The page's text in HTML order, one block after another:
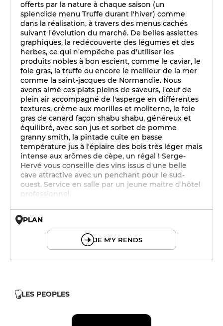
offerts par la nature à chaque saison (un
splendide menu Truffe durant l'hiver) comme
dans la réalisation, à travers des menus cachés
suivant l'évolution du marché. De belles assiettes
graphiques, la redécouverte des légumes et des
herbes, ce qui n'empêche pas d'utiliser les
produits nobles à bon escient, comme le caviar, le
foie gras, la truffe ou encore le meilleur de la mer
comme la saint-jacques de Normandie. Nous
avons aimé ces plats pleins de saveurs, l'œuf de
plein air accompagné de l'asperge en différentes
textures, crème aux morilles et moliterno, le foie
gras de canard façon shabu shabu, généreux et
équilibré, avec son jus et sorbet de pomme
granny smith, la pintade cuite en basse
température jus à l'épiaire des bois très léger mais
intense aux arômes de cèpe, un régal ! Serge-
Hervé vous conseille des vins issus d'une belle
cave attractive avec un penchant pour le sud-
ouest. Service en salle par un jeune maitre d'hôtel
professionnel.
PLAN
JE M'Y RENDS
LES PEOPLES